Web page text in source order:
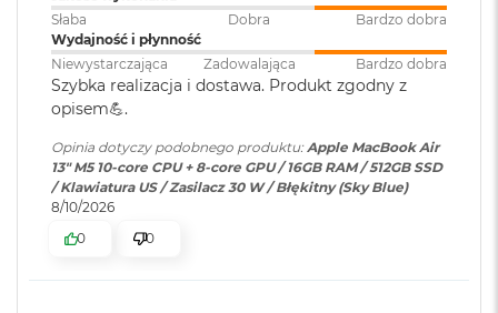
2
G
B
M
a
B
o
o
k
Silnik kodujący i dekodujący format ProRes
Dekoder AV1
Ładowanie i rozbudowa
Port MagSafe 3
HEVC,H.264, AV1 i ProRes; HDR z
Dolby Vision, HDR10 i HLG
Odtwarzanie
Dolby Digital, Dolby Digital
Plus i Dolby Atmos
Zainstalowany
Słaba
Dobra
Bardzo dobra
Wydajność i płynność
Niewystarczająca
Zadowalająca Bardzo dobra
Szybka realizacja i dostawa. Produkt zgodny z
opisem💪.
Opinia dotyczy podobnego produktu:Apple MacBook Air
13" M5 10-core CPU + 8-core GPU / 16GB RAM / 512GB SSD
/ Klawiatura US / Zasilacz 30 W / Błękitny (Sky Blue)
8/10/2026
0
0